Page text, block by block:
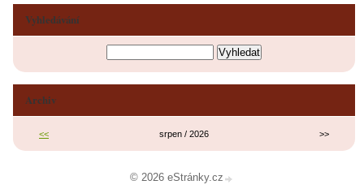
Vyhledávání
Archiv
<< srpen / 2026 >>
© 2026 eStránky.cz